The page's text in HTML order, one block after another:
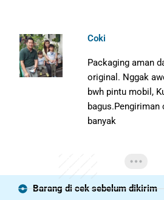
Coki
Packaging aman
original. Nggak
bwh pintu mobil,
bagus.Pengiriman
banyak
Barang di cek sebelum dikirim